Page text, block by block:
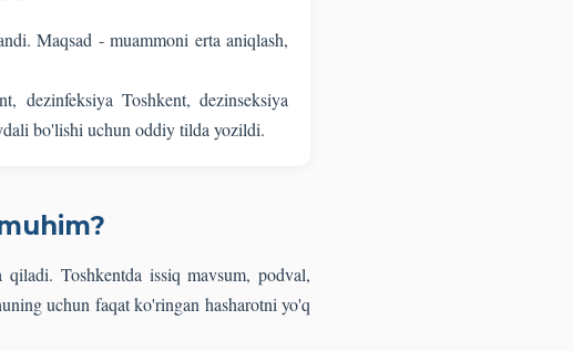
Maqsad - muammoni erta aniqlash,
dezinfeksiya Toshkent, dezinseksiya
bo'lishi uchun oddiy tilda yozildi.
Toshkentda issiq mavsum, podval,
uchun faqat ko'ringan hasharotni yo'q